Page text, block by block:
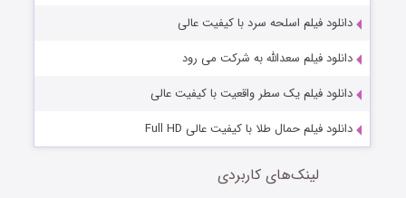
دانلود فیلم اسلحه سرد با کیفیت عالی
دانلود فیلم سعدالله به شرکت می رود
دانلود فیلم یک سطر واقعیت با کیفیت عالی
دانلود فیلم حمال طلا با کیفیت عالی Full HD
لینک‌های کاربردی